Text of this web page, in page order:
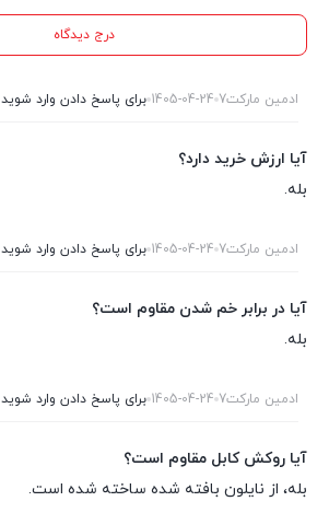
درج دیدگاه
ادمین مارکت7 1405-04-24 برای پاسخ دادن وارد شوید
آیا ارزش خرید دارد؟
بله.
ادمین مارکت7 1405-04-24 برای پاسخ دادن وارد شوید
آیا در برابر خم شدن مقاوم است؟
بله.
ادمین مارکت7 1405-04-24 برای پاسخ دادن وارد شوید
آیا روکش کابل مقاوم است؟
بله، از نایلون بافته شده ساخته شده است.